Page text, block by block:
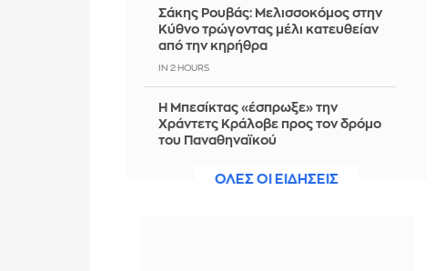
Σάκης Ρουβάς: Μελισσοκόμος στην
Κύθνο τρώγοντας μέλι κατευθείαν
από την κηρήθρα
IN 2 HOURS
Η Μπεσίκτας «έσπρωξε» την
Χράντετς Κράλοβε προς τον δρόμο
του Παναθηναϊκού
ΟΛΕΣ ΟΙ ΕΙΔΗΣΕΙΣ